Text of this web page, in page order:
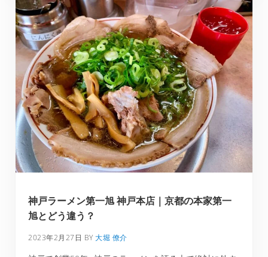
神戸ラーメン第一旭 神戸本店｜京都の本家第一
旭とどう違う？
2023年2月27日 BY大堀 僚介